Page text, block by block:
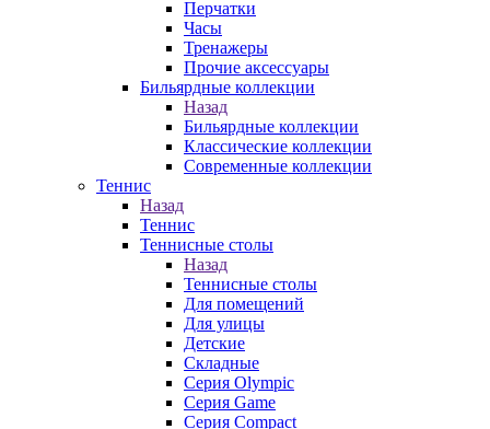
Перчатки
Часы
Тренажеры
Прочие аксессуары
Бильярдные коллекции
Назад
Бильярдные коллекции
Классические коллекции
Современные коллекции
Теннис
Назад
Теннис
Теннисные столы
Назад
Теннисные столы
Для помещений
Для улицы
Детские
Складные
Серия Olympic
Серия Game
Серия Compact